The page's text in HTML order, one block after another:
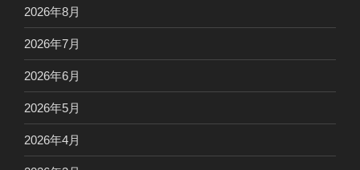
2026年8月
2026年7月
2026年6月
2026年5月
2026年4月